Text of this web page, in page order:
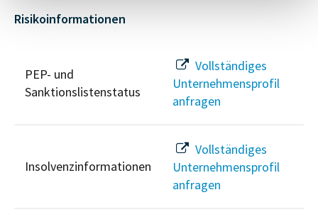
Risikoinformationen
PEP- und
Sanktionslistenstatus
Vollständiges
Unternehmensprofil
anfragen
Insolvenzinformationen
Vollständiges
Unternehmensprofil
anfragen